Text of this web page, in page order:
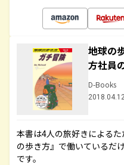
地球の
方社員
D-Books
本書は4人の旅好きによる
の歩き方』で働いているだ
です。